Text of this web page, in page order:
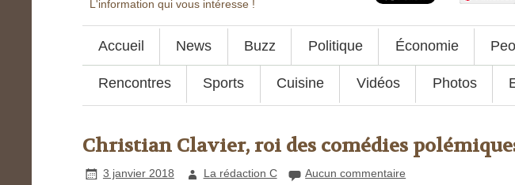
L'information qui vous intéresse !
Accueil News Buzz Politique Économie
Rencontres Sports Cuisine Vidéos Photos
Christian Clavier, roi des comédies
3 janvier 2018 La rédaction C Aucun commentaire